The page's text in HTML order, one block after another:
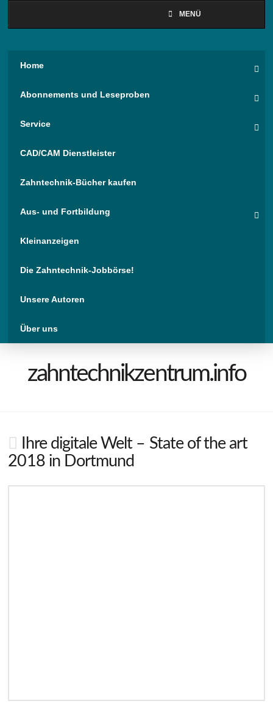
MENÜ
Home
Abonnements und Leseproben
Service
CAD/CAM Dienstleister
Zahntechnik-Bücher kaufen
Aus- und Fortbildung
Kleinanzeigen
Die Zahntechnik-Jobbörse!
Unsere Autoren
Über uns
zahntechnikzentrum.info
Ihre digitale Welt – State of the art
2018 in Dortmund